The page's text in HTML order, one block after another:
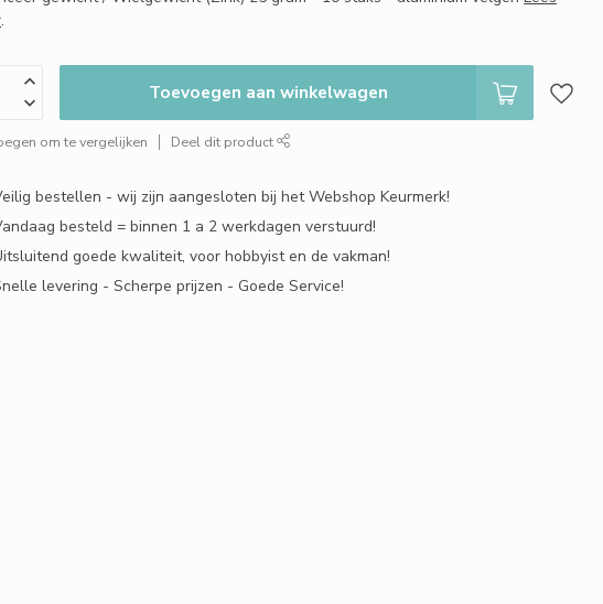
.
Toevoegen aan winkelwagen
om te vergelijken Deel dit product
bestellen - wij zijn aangesloten bij het Webshop Keurmerk!
besteld = binnen 1 a 2 werkdagen verstuurd!
goede kwaliteit, voor hobbyist en de vakman!
levering - Scherpe prijzen - Goede Service!